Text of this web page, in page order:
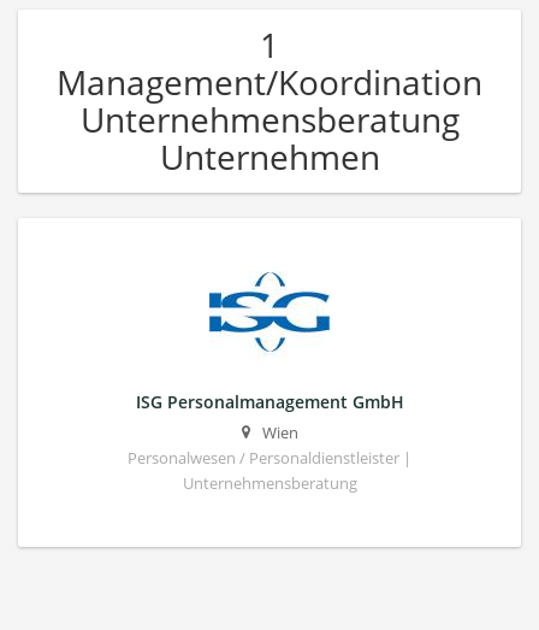
1
Management/Koordination
Unternehmensberatung
Unternehmen
ISG Personalmanagement GmbH
Wien
Personalwesen / Personaldienstleister |
Unternehmensberatung